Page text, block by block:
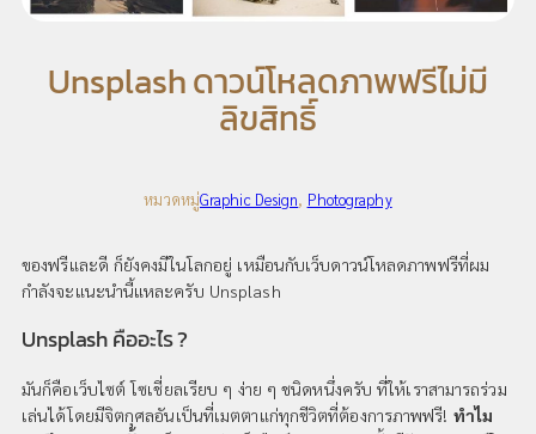
Unsplash ดาวน์โหลดภาพฟรีไม่มี
ลิขสิทธิ์
หมวดหมู่Graphic Design, Photography
ของฟรีและดี ก็ยังคงมีในโลกอยู่ เหมือนกับเว็บดาวน์โหลดภาพฟรีที่ผม
กำลังจะแนะนำนี้แหละครับ Unsplash
Unsplash คืออะไร ?
มันก็คือเว็บไซต์ โซเชี่ยลเรียบ ๆ ง่าย ๆ ชนิดหนึ่งครับ ที่ให้เราสามารถร่วม
เล่นได้โดยมีจิตกุศลอันเป็นที่เมตตาแก่ทุกชีวิตที่ต้องการภาพฟรี! ทำไม